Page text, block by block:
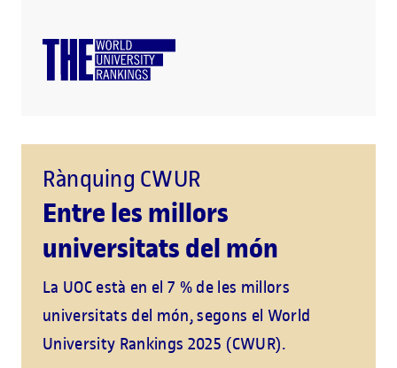
Rànquing CWUR
Entre les millors
universitats del món
La UOC està en el 7 % de les millors
universitats del món, segons el World
University Rankings 2025 (CWUR).